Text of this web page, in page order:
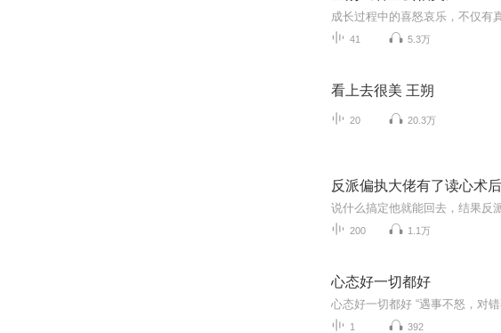
41 5.3万
看上去很美 王朔
20 20.3万
反派偏执大佬有了读心术
200 1.1万
心态好一切都好
1 392